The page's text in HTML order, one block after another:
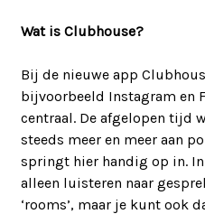
Wat is Clubhouse?
Bij de nieuwe app
bijvoorbeeld Instagram en
centraal. De afgelopen tijd
steeds meer en meer aan
springt hier handig op in.
alleen luisteren naar
‘rooms’, maar je kunt ook